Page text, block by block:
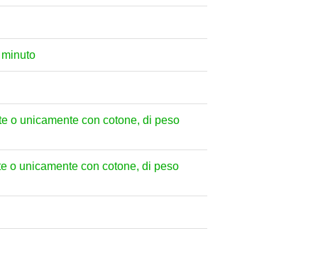
o unicamente con cotone, di peso
o unicamente con cotone, di peso